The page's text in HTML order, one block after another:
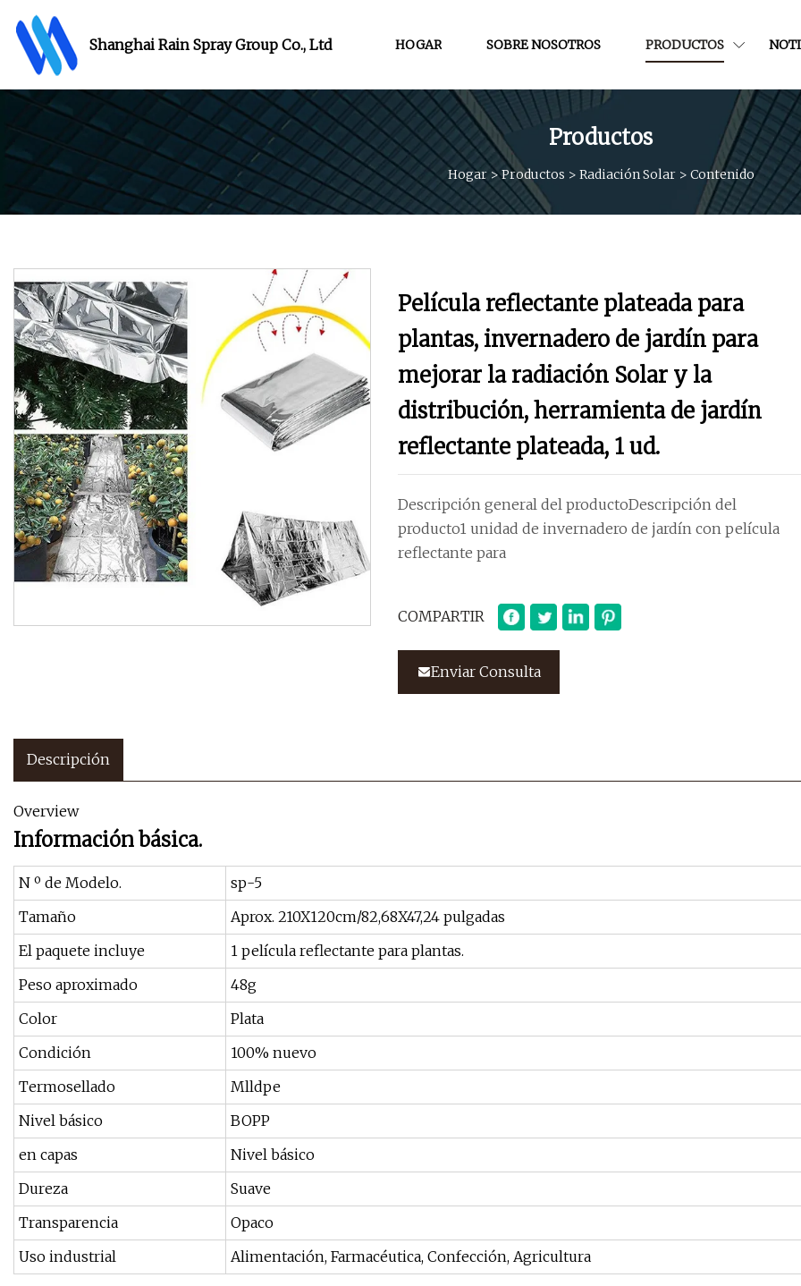
Shanghai Rain Spray Group Co., Ltd HOGAR SOBRE NOSOTROS PRODUCTOS
Productos
Hogar>Productos > Radiación Solar> Contenido
Película reflectante plateada para
plantas, invernadero de jardín para
mejorar la radiación Solar y la
distribución, herramienta de jardín
reflectante plateada, 1 ud.
Descripción general del productoDescripción del
producto1 unidad de invernadero de jardín con película
reflectante para
COMPARTIR
Enviar Consulta
Descripción
Overview
Información básica.
N º de Modelo.
sp-5
Tamaño
Aprox. 210X120cm/82,68X47,24 pulgadas
El paquete incluye
1 película reflectante para plantas.
Peso aproximado
48g
Color
Plata
Condición
100% nuevo
Termosellado
Mlldpe
Nivel básico
BOPP
en capas
Nivel básico
Dureza
Suave
Transparencia
Opaco
Uso industrial
Alimentación, Farmacéutica, Confección, Agricultura